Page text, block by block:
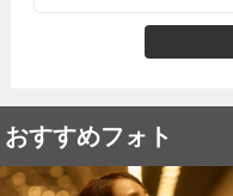
おすすめフォト